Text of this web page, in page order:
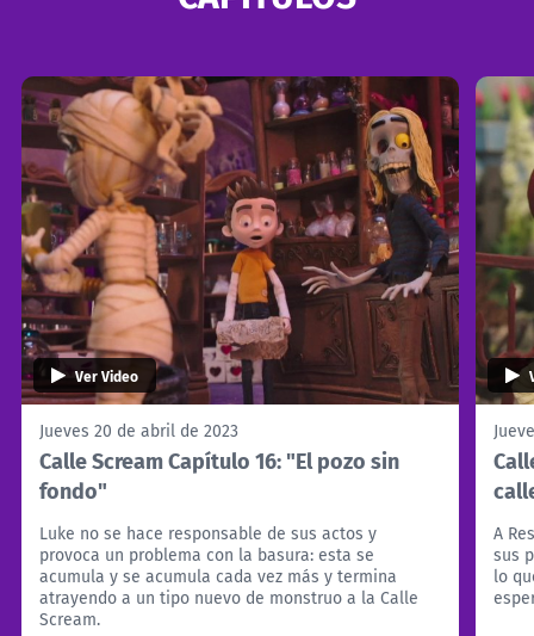
ACTUALIDAD Y TENDENCIAS
CORPORATIVO Y TRANSPARENCIA
CANAL DE DENUNCIAS
ÁREA DE PROYECTOS
Ver Video
Jueves 20 de abril de 2023
Calle Scream Capítulo 16: "El pozo sin
fondo"
Luke no se hace responsable de sus actos y
provoca un problema con la basura: esta se
acumula y se acumula cada vez más y termina
atrayendo a un tipo nuevo de monstruo a la Calle
Scream.
A
sus
lo